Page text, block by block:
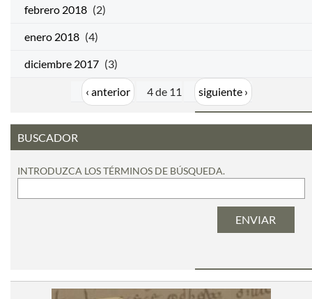
febrero 2018 (2)
enero 2018 (4)
diciembre 2017 (3)
‹ anterior 4 de 11 siguiente ›
BUSCADOR
INTRODUZCA LOS TÉRMINOS DE BÚSQUEDA.